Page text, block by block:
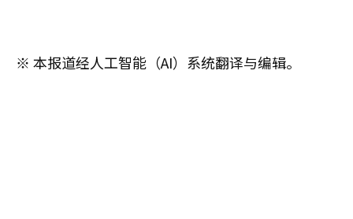
※ 本报道经人工智能（AI）系统翻译与编辑。